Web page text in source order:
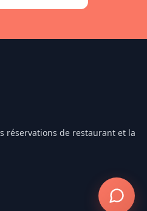
réservations de restaurant et la